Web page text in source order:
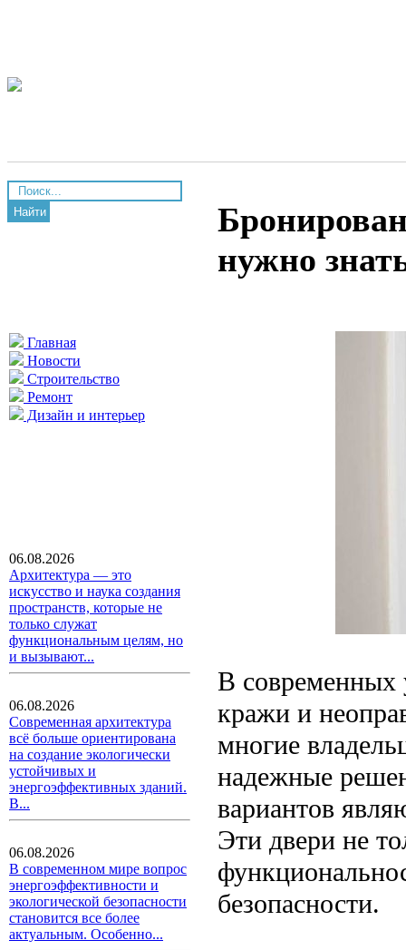
Найти
Главная
Новости
Строительство
Ремонт
Дизайн и интерьер
06.08.2026
Архитектура — это
искусство и наука создания
пространств, которые не
только служат
функциональным целям, но
и вызывают...
06.08.2026
Современная архитектура
всё больше ориентирована
на создание экологически
устойчивых и
энергоэффективных зданий.
В...
06.08.2026
В современном мире вопрос
энергоэффективности и
экологической безопасности
становится все более
актуальным. Особенно...
нужно
В современных
кражи и
многие
надежные
вариантов
Эти двери не
безопасности.